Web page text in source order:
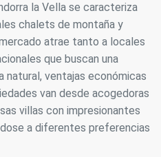
la Vella se caracteriza
chalets de montaña y
atrae tanto a locales
que buscan una
natural, ventajas económicas
van desde acogedoras
villas con impresionantes
a diferentes preferencias